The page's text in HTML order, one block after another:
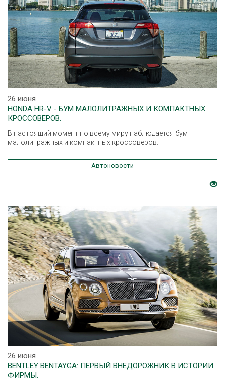
26 июня
HONDA HR-V - БУМ МАЛОЛИТРАЖНЫХ И КОМПАКТНЫХ
КРОССОВЕРОВ.
В настоящий момент по всему миру наблюдается бум
малолитражных и компактных кроссоверов.
Автоновости
26 июня
BENTLEY BENTAYGA: ПЕРВЫЙ ВНЕДОРОЖНИК В ИСТОРИИ
ФИРМЫ.